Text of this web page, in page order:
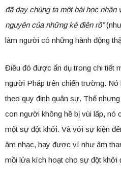
đã dạy chúng ta một bài học nhân
nguyên của những kẻ điên rồ”
làm người có những hành động
Điều đó được ẩn dụ trong chi tiết
người Pháp trên chiến trường. Nó
theo quy định quân sự. Thế
con người không hề bị vùi lấp, nó
một sự đột khởi. Và với sự kiện
âm nhạc, hay được ví như âm
mồi lửa kích hoạt cho sự đột khởi